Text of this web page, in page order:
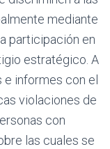
mediante
participación en
estratégico. A
informes con el
violaciones de
con
las cuales se